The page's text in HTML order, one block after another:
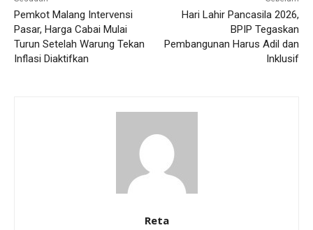
Pemkot Malang Intervensi
Pasar, Harga Cabai Mulai
Turun Setelah Warung Tekan
Inflasi Diaktifkan
Hari Lahir Pancasila 2026,
BPIP Tegaskan
Pembangunan Harus Adil dan
Inklusif
Reta